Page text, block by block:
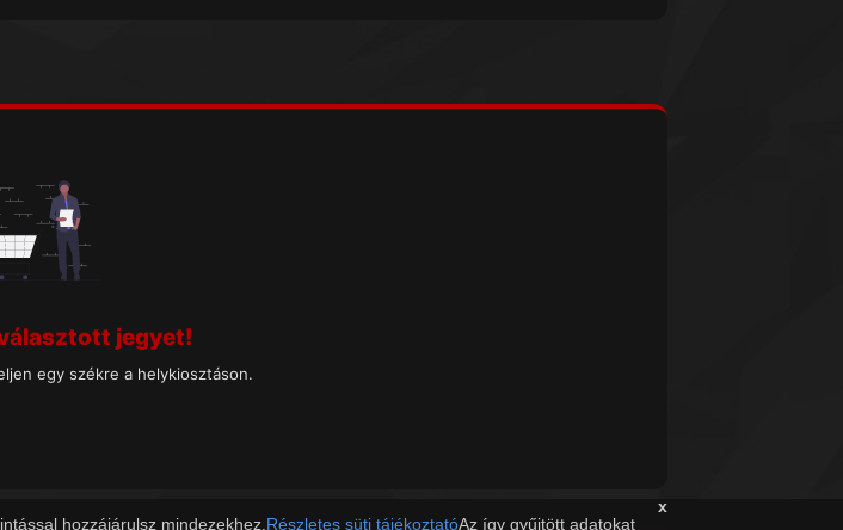
x
hozzájárulsz mindezekhez. Részletes süti tájékoztatóAz így gyűjtött adatokat
jegyet!
egy székre a helykiosztáson.